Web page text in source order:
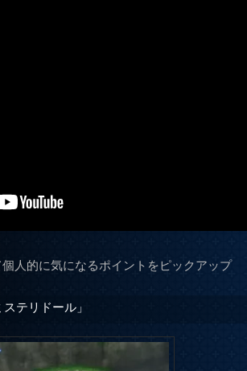
人的に気になるポイントをピックアップ
テリドール」